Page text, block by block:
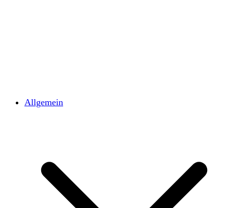
Allgemein